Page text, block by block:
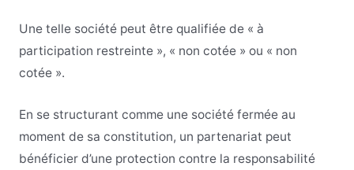
Une telle société peut être qualifiée de « à
participation restreinte », « non cotée » ou « non
cotée ».
En se structurant comme une société fermée au
moment de sa constitution, un partenariat peut
bénéficier d’une protection contre la responsabilité